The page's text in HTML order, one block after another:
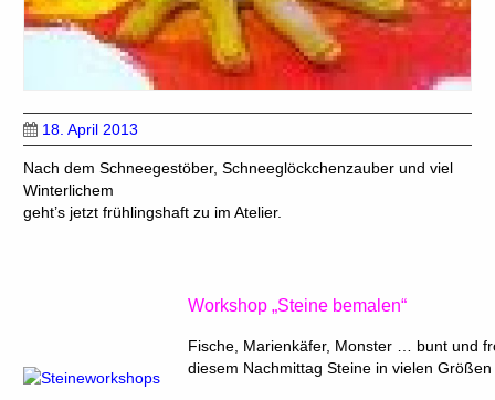
18. April 2013
Nach dem Schneegestöber, Schneeglöckchenzauber und viel
Winterlichem
geht’s jetzt frühlingshaft zu im Atelier.
Workshop „Steine bemalen“
Fische, Marienkäfer, Monster … bunt und
diesem Nachmittag Steine in vielen